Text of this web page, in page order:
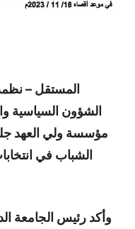
المستقل –
الشؤون السياسية
مؤسسة ولي العهد
الشباب في
وأكد رئيس الجامعة